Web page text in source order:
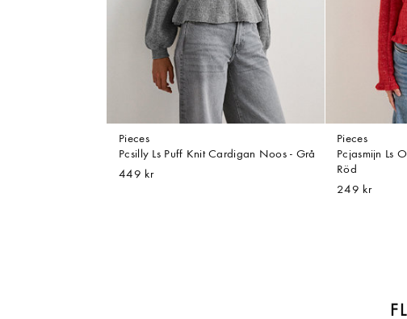
Pieces
Pcsilly Ls Puff Knit Cardigan Noos - Grå
449 kr
Pieces
Pcjasmijn Ls
Röd
249 kr